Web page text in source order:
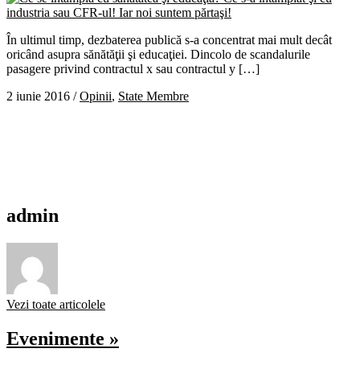
În ultimul timp, dezbaterea publică s-a concentrat mai mult decât
oricând asupra sănătăţii şi educaţiei. Dincolo de scandalurile
pasagere privind contractul x sau contractul y […]
2 iunie 2016 /Opinii, State Membre
admin
Vezi toate articolele
Evenimente »